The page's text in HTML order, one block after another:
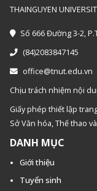
THAINGUYEN
Số 666 Đường 3-2,
(84)2083847145
office@tnut.edu.vn
Chịu trách nhiệm nội
Giấy phép thiết lập
Sở Văn hóa, Thế thao
DANH MỤC
Giới thiệu
Tuyển sinh